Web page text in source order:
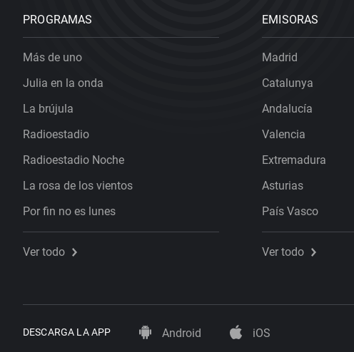
PROGRAMAS
Más de uno
Julia en la onda
La brújula
Radioestadio
Radioestadio Noche
La rosa de los vientos
Por fin no es lunes
Ver todo
EMISORAS
Madrid
Catalunya
Andalucía
Valencia
Extremadura
Asturias
País Vasco
Ver todo
DESCARGA LA APP Android iOS